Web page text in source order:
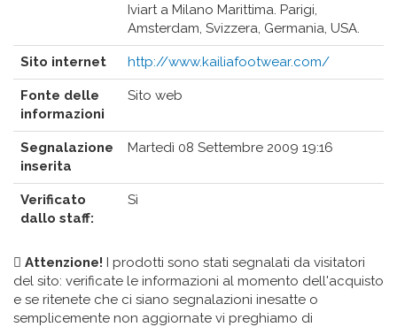
Iviart a Milano Marittima. Parigi,
Amsterdam, Svizzera, Germania, USA.
Sito internet http://www.kailiafootwear.com/
Fonte delle
informazioni
Sito web
Segnalazione
inserita
Martedì 08 Settembre 2009 19:16
Verificato
dallo staff:
Sì
Attenzione! I prodotti sono stati segnalati da visitatori
del sito: verificate le informazioni al momento dell'acquisto
e se ritenete che ci siano segnalazioni inesatte o
semplicemente non aggiornate vi preghiamo di